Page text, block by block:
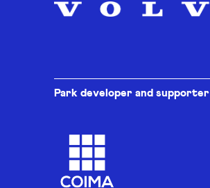
Park developer and supporter